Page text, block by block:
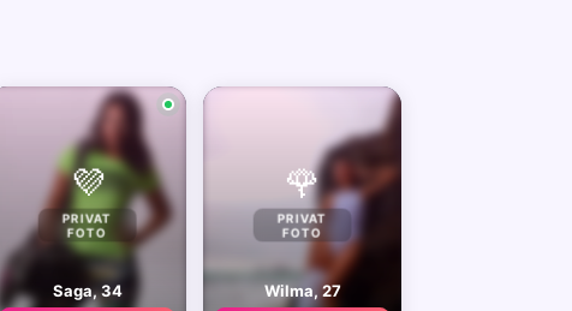
💜
PRIVAT
FOTO
Saga, 34
🌹
PRIVAT
FOTO
Wilma, 27